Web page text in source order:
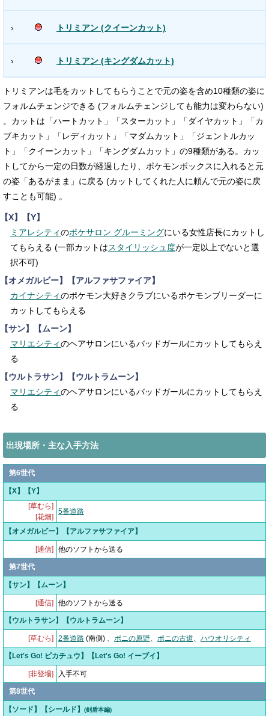
› トリミアン (クイーンカット)
› トリミアン (キングダムカット)
トリミアンは毛をカットしてもらうことで元の姿を含め10種類の姿に
フォルムチェンジできる (フォルムチェンジしても能力は変わらない)
。カットは「ハートカット」「スターカット」「ダイヤカット」「カ
ブキカット」「レディカット」「マダムカット」「ジェントルカッ
ト」「クイーンカット」「キングダムカット」の9種類がある。カッ
トしてから一定の日数が経過したり、ポケモンボックスに入れると元
の姿「あるがまま」に戻る (カットしてくれた人に頼んで元の姿に戻
すことも可能) 。
【X】【Y】
ミアレシティのポケサロン グルーミングにいる女性店長にカットし
てもらえる (一部カットはスタイリッシュ度が一定以上でないと選
択不可)
【オメガルビー】【アルファサファイア】
カイナシティのポケモン大好きクラブにいるポケモンブリーダーに
カットしてもらえる
【サン】【ムーン】
マリエシティのヘアサロンにいるバッドガールにカットしてもらえ
る
【ウルトラサン】【ウルトラムーン】
マリエシティのヘアサロンにいるバッドガールにカットしてもらえ
る
出現場所・主な入手方法
第6世代
【X】【Y】
[草むら]
[花畑]
5番道路
【オメガルビー】【アルファサファイア】
[通信] 他のソフトから送る
第7世代
【サン】【ムーン】
[通信] 他のソフトから送る
【ウルトラサン】【ウルトラムーン】
[草むら] 2番道路 (南側) 、 ポニの原野、 ポニの古道、 ハウオリシティ
【Let's Go! ピカチュウ】【Let's Go! イーブイ】
[非登場] 入手不可
第8世代
【ソード】【シールド】 (剣盾本編)